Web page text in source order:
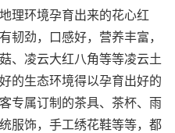
环境孕育出来的花心红
韧劲，口感好，营养丰富，
、凌云大红八角等等凌云土
的生态环境得以孕育出好的
专属订制的茶具、茶杯、雨
服饰，手工绣花鞋等等，都